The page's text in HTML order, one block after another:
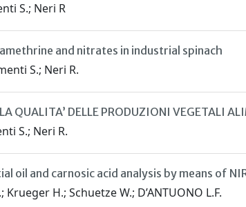
S.; Neri R
and nitrates in industrial spinach
S.; Neri R.
QUALITA’ DELLE PRODUZIONI VEGETALI
S.; Neri R.
oil and carnosic acid analysis by means of
H.; Schuetze W.; D’ANTUONO L.F.